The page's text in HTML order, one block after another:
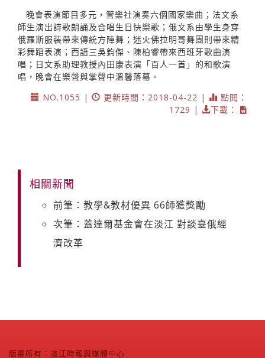
晚會表演節目多元，管樂社演奏六個國家樂曲；法文系
師生演出詩歌朗誦及合唱生日快樂歌；俄文系由學生身穿
俄羅斯服裝帶來傳統方陣舞；迷火佛拉明哥舞團則帶來精
彩舞蹈表演；西語三吳鈞傑、陳柏睿帶來西班牙歌曲演
唱；日文系助理教授內田康表演「百人一首」的和歌演
唱，晚會在樂聲與掌聲中溫馨落幕。
NO.1055 |
更新時間：2018-04-22 |
點閱：
1729 |
下載：
相關新聞
前筆：教學&教材優異 66師獲獎勵
次筆：蓋達爾基金會在淡江 對談臺俄經
濟改革
版權所有：淡江時報與媒體中心